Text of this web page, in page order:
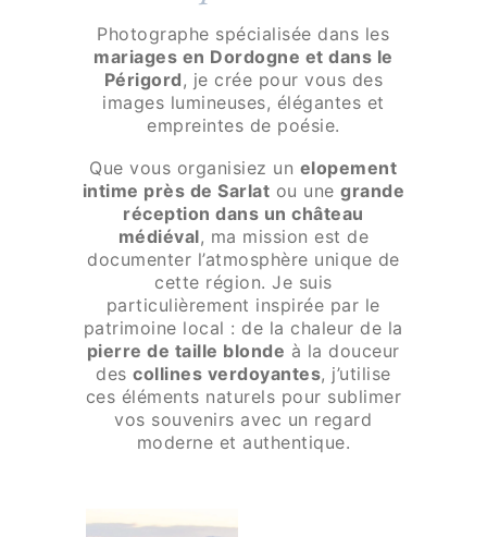
Photographe spécialisée dans les
mariages en Dordogne et dans le
Périgord , je crée pour vous des
images lumineuses, élégantes et
empreintes de poésie.
Que vous organisiez un elopement
intime près de Sarlat ou unegrande
réception dans un château
médiéval, ma mission est de
documenter l’atmosphère unique de
cette région. Je suis
particulièrement inspirée par le
patrimoine local : de la chaleur de la
pierre de taille blonde à la douceur
descollines verdoyantes, j’utilise
ces éléments naturels pour sublimer
vos souvenirs avec un regard
moderne et authentique.